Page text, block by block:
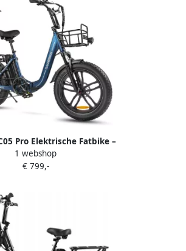
Pro Elektrische Fatbike –
E-Bike 250W Motor 36V
(70 km Bereik) 20 Inch
met Dubbele Vering
1 webshop
€ 799,-